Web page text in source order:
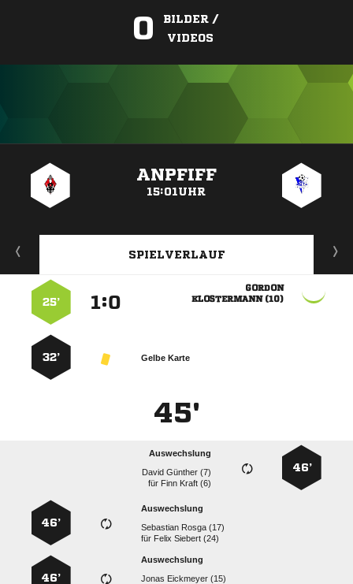
0
BILDER /
VIDEOS
ANPFIFF
15:01UHR
SPIELVERLAUF

 
:
25’
Gelbe Karte
32’
45'
46’
Auswechslung
  
für   
Auswechslung
  
für   
46’
Auswechslung
  
46’